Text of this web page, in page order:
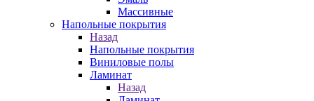
Массивные
Напольные покрытия
Назад
Напольные покрытия
Виниловые полы
Ламинат
Назад